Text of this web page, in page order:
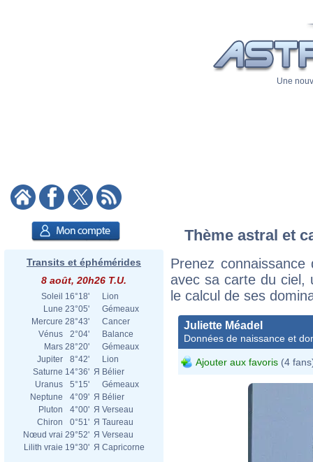
Une
Transits et éphémérides
8 août, 20h26 T.U.
Soleil 16°18'
Lion
Lune 23°05'
Gémeaux
Mercure 28°43'
Cancer
Vénus
2°04'
Balance
Mars 28°20'
Gémeaux
Jupiter
8°42'
Lion
Saturne 14°36' Я Bélier
Uranus
5°15'
Gémeaux
Neptune
4°09' Я Bélier
Pluton
4°00' Я Verseau
Chiron
0°51' Я Taureau
Nœud vrai 29°52' Я Verseau
Lilith vraie 19°30' Я Capricorne
Thème astral et
Prenez
avec sa carte du ciel,
le calcul de ses
Juliette Méadel
Données de naissance et
Ajouter aux favoris (4